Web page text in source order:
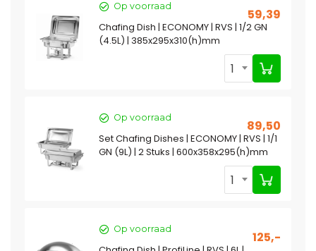
Op voorraad
59,39
Chafing Dish | ECONOMY | RVS | 1/2 GN
(4.5L) | 385x295x310(h)mm
1
Op voorraad
89,50
Set Chafing Dishes | ECONOMY | RVS | 1/1
GN (9L) | 2 Stuks | 600x358x295(h)mm
1
Op voorraad
125,-